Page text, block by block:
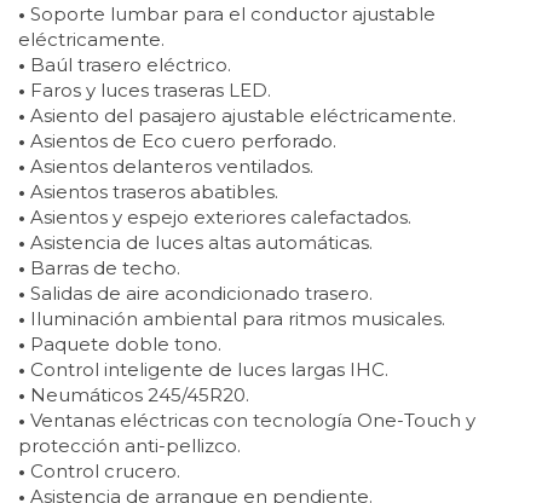
• Soporte lumbar para el conductor ajustable
eléctricamente.
• Baúl trasero eléctrico.
• Faros y luces traseras LED.
• Asiento del pasajero ajustable eléctricamente.
• Asientos de Eco cuero perforado.
• Asientos delanteros ventilados.
• Asientos traseros abatibles.
• Asientos y espejo exteriores calefactados.
• Asistencia de luces altas automáticas.
• Barras de techo.
• Salidas de aire acondicionado trasero.
• Iluminación ambiental para ritmos musicales.
• Paquete doble tono.
• Control inteligente de luces largas IHC.
• Neumáticos 245/45R20.
• Ventanas eléctricas con tecnología One-Touch y
protección anti-pellizco.
• Control crucero.
• Asistencia de arranque en pendiente.